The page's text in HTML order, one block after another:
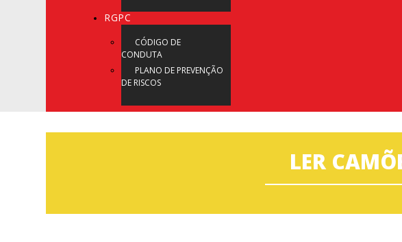
RGPC
CÓDIGO DE
CONDUTA
PLANO DE PREVENÇÃO
DE RISCOS
LER